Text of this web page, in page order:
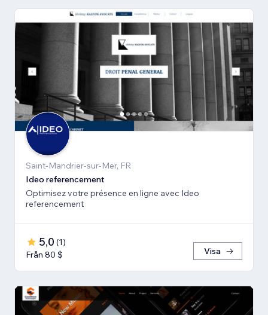
Saint-Mandrier-sur-Mer, FR
Ideo referencement
Optimisez votre présence en ligne avec Ideo
referencement
5,0 (1)
Från 80 $
Visa